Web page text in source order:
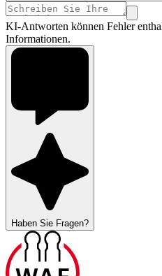
KI-Antworten können Fehler
Informationen.
Haben Sie Fragen?